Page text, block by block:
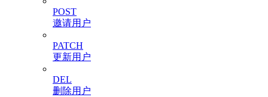
POST
邀请用户
PATCH
更新用户
DEL
删除用户